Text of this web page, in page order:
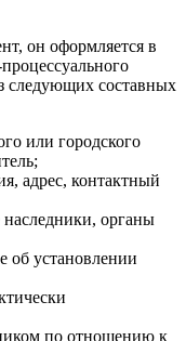
он оформляется в
следующих составных
или городского
адрес, контактный
наследники, органы
об установлении
по отношению к